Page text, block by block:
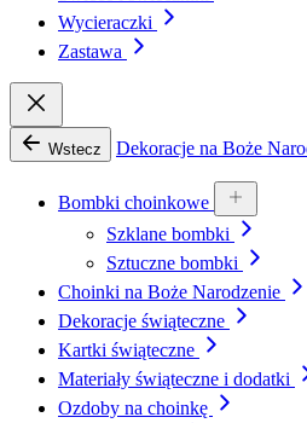
Wycieraczki
Zastawa
Wstecz Dekoracje na Boże
Bombki choinkowe
Szklane bombki
Sztuczne bombki
Choinki na Boże Narodzenie
Dekoracje świąteczne
Kartki świąteczne
Materiały świąteczne i dodatki
Ozdoby na choinkę